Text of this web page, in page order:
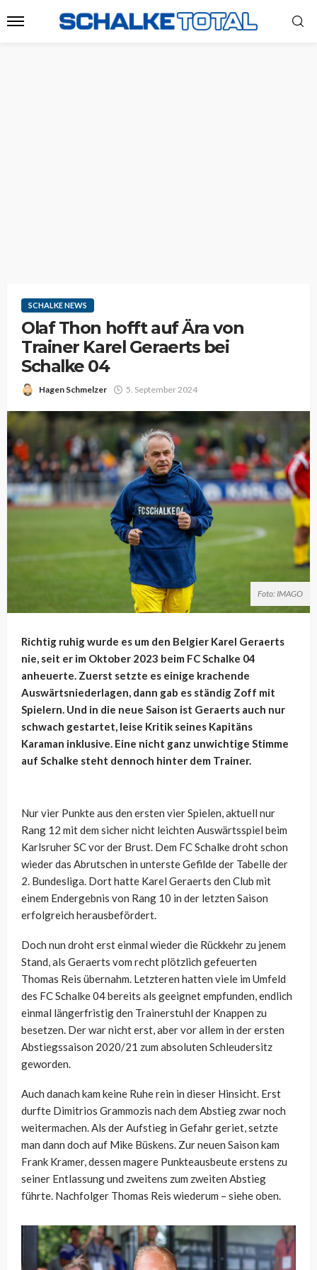
SCHALKE NEWS
Olaf Thon hofft auf Ära von
Trainer Karel Geraerts bei
Schalke 04
Hagen Schmelzer 5. September 2024
Foto: IMAGO
Richtig ruhig wurde es um den Belgier Karel Geraerts
nie, seit er im Oktober 2023 beim FC Schalke 04
anheuerte. Zuerst setzte es einige krachende
Auswärtsniederlagen, dann gab es ständig Zoff mit
Spielern. Und in die neue Saison ist Geraerts auch nur
schwach gestartet, leise Kritik seines Kapitäns
Karaman inklusive. Eine nicht ganz unwichtige Stimme
auf Schalke steht dennoch hinter dem Trainer.
Nur vier Punkte aus den ersten vier Spielen, aktuell nur
Rang 12 mit dem sicher nicht leichten Auswärtsspiel beim
Karlsruher SC vor der Brust. Dem FC Schalke droht schon
wieder das Abrutschen in unterste Gefilde der Tabelle der
2. Bundesliga. Dort hatte Karel Geraerts den Club mit
einem Endergebnis von Rang 10 in der letzten Saison
erfolgreich herausbefördert.
Doch nun droht erst einmal wieder die Rückkehr zu jenem
Stand, als Geraerts vom recht plötzlich gefeuerten
Thomas Reis übernahm. Letzteren hatten viele im Umfeld
des FC Schalke 04 bereits als geeignet empfunden, endlich
einmal längerfristig den Trainerstuhl der Knappen zu
besetzen. Der war nicht erst, aber vor allem in der ersten
Abstiegssaison 2020/21 zum absoluten Schleudersitz
geworden.
Auch danach kam keine Ruhe rein in dieser Hinsicht. Erst
durfte Dimitrios Grammozis nach dem Abstieg zwar noch
weitermachen. Als der Aufstieg in Gefahr geriet, setzte
man dann doch auf Mike Büskens. Zur neuen Saison kam
Frank Kramer, dessen magere Punkteausbeute erstens zu
seiner Entlassung und zweitens zum zweiten Abstieg
führte. Nachfolger Thomas Reis wiederum – siehe oben.